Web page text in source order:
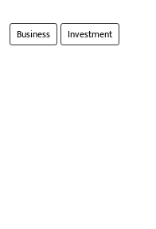
Business Investment